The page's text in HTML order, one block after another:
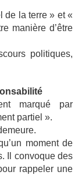
de la terre » et «
manière d’être
politiques,
marqué par
partiel ».
moment de
Il convoque des
rappeler une